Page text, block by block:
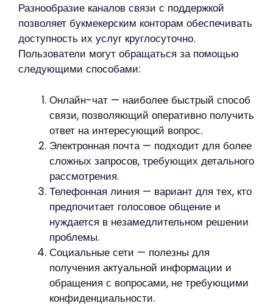
Разнообразие каналов связи с поддержкой
позволяет букмекерским конторам обеспечивать
доступность их услуг круглосуточно.
Пользователи могут обращаться за помощью
следующими способами:
Онлайн-чат — наиболее быстрый способ
связи, позволяющий оперативно получить
ответ на интересующий вопрос.
Электронная почта — подходит для более
сложных запросов, требующих детального
рассмотрения.
Телефонная линия — вариант для тех, кто
предпочитает голосовое общение и
нуждается в незамедлительном решении
проблемы.
Социальные сети — полезны для
получения актуальной информации и
обращения с вопросами, не требующими
конфиденциальности.